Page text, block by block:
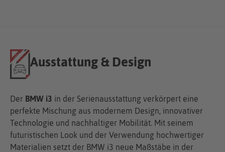
Ausstattung & Design
Der BMW i3 in der Serienausstattung verkörpert eine
perfekte Mischung aus modernem Design, innovativer
Technologie und nachhaltiger Mobilität. Mit seinem
futuristischen Look und der Verwendung hochwertiger
Materialien setzt der BMW i3 neue Maßstäbe in der